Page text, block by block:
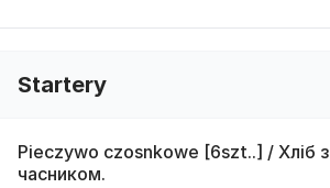
Startery
Pieczywo czosnkowe [6szt..] / Хліб з
часником.